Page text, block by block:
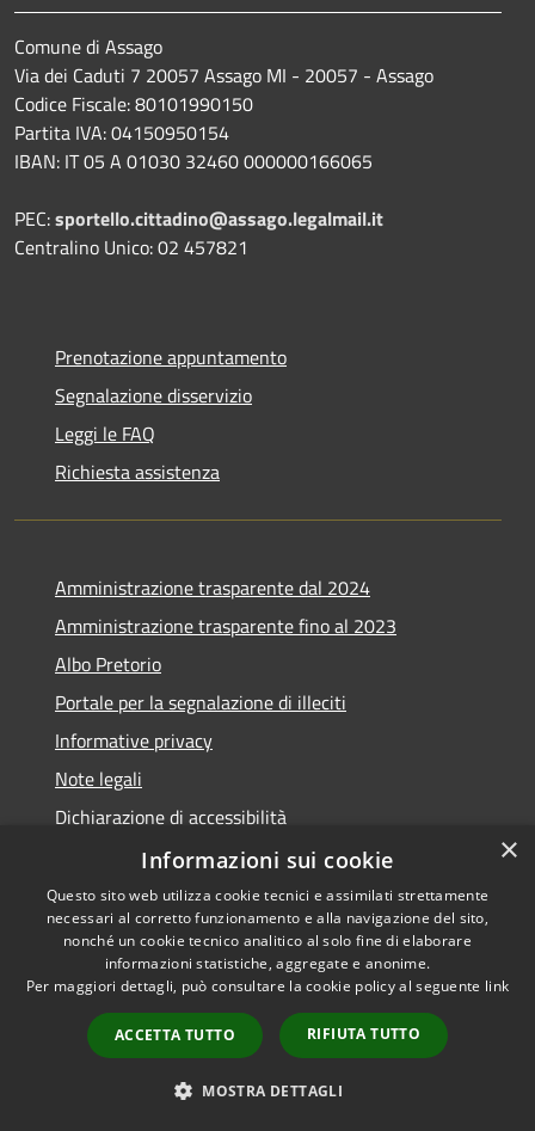
Comune di Assago
Via dei Caduti 7 20057 Assago MI - 20057 - Assago
Codice Fiscale: 80101990150
Partita IVA: 04150950154
IBAN: IT 05 A 01030 32460 000000166065
PEC:sportello.cittadino@assago.legalmail.it
Centralino Unico: 02 457821
Prenotazione appuntamento
Segnalazione disservizio
Leggi le FAQ
Richiesta assistenza
Amministrazione trasparente dal 2024
Amministrazione trasparente fino al 2023
Albo Pretorio
Portale per la segnalazione di illeciti
Informative privacy
Note legali
Dichiarazione di accessibilità
Segnalazioni di inaccessibilità
RSS
Accessibilità
Copyright © 2026 • Comune di
Municipium•
Accesso
redazione
×
Informazioni sui cookie
Questo sito web utilizza cookie tecnici e assimilati strettamente
necessari al corretto funzionamento e alla navigazione del sito,
nonché un cookie tecnico analitico al solo fine di elaborare
informazioni statistiche, aggregate e anonime.
Per maggiori dettagli, può consultare la cookie policy al seguente link
ACCETTA TUTTO RIFIUTA TUTTO
MOSTRA DETTAGLI